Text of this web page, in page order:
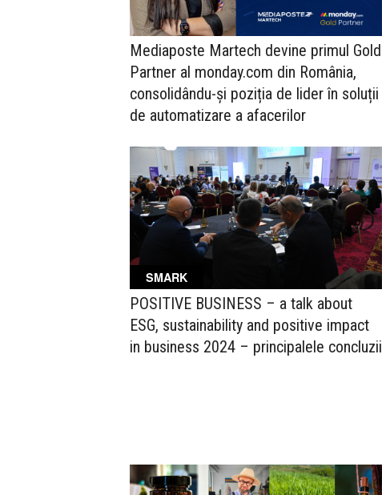
Mediaposte Martech devine primul Gold
Partner al monday.com din România,
consolidându-și poziția de lider în soluții
de automatizare a afacerilor
SMARK
POSITIVE BUSINESS – a talk about
ESG, sustainability and positive impact
in business 2024 – principalele concluzii